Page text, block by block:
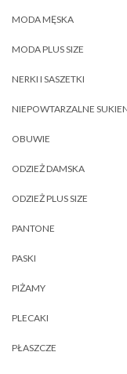
MODA MĘSKA
MODA PLUS SIZE
NERKI I SASZETKI
NIEPOWTARZALNE
OBUWIE
ODZIEŻ DAMSKA
ODZIEŻ PLUS SIZE
PANTONE
PASKI
PIŻAMY
PLECAKI
PŁASZCZE